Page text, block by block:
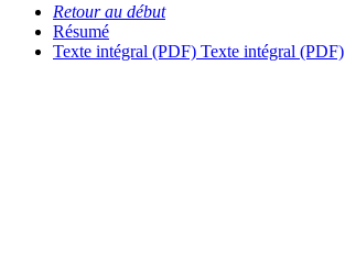
Retour au début
Résumé
Texte intégral (PDF) Texte intégral (PDF)